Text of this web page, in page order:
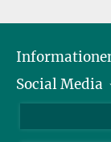
Bewerbende
Social Media